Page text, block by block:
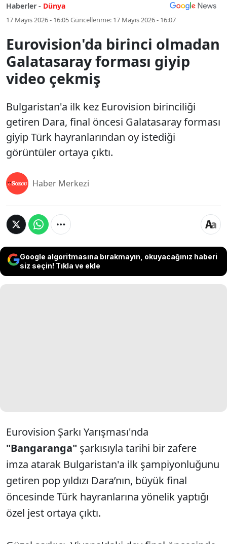
Haberler - Dünya
17 Mayıs 2026 - 16:05Güncellenme: 17 Mayıs 2026 - 16:07
Eurovision'da birinci olmadan
Galatasaray forması giyip
video çekmiş
Bulgaristan'a ilk kez Eurovision birinciliği
getiren Dara, final öncesi Galatasaray forması
giyip Türk hayranlarından oy istediği
görüntüler ortaya çıktı.
Haber Merkezi
Google algoritmasına bırakmayın, okuyacağınız haberi
siz seçin! Tıkla ve ekle
Eurovision Şarkı Yarışması'nda
"Bangaranga" şarkısıyla tarihi bir zafere
imza atarak Bulgaristan'a ilk şampiyonluğunu
getiren pop yıldızı Dara’nın, büyük final
öncesinde Türk hayranlarına yönelik yaptığı
özel jest ortaya çıktı.